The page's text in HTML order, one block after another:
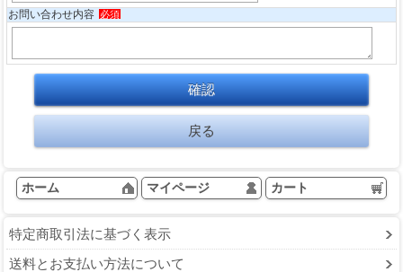
お問い合わせ内容 必須
ホーム マイページ カート
特定商取引法に基づく表示
送料とお支払い方法について